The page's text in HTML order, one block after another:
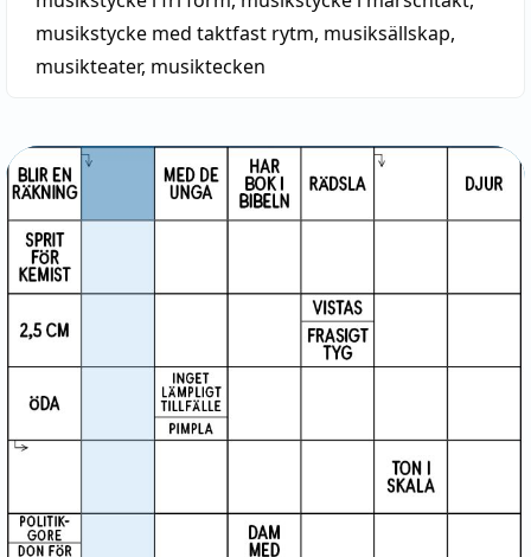
musikstycke med taktfast rytm, musiksällskap,
musikteater, musiktecken